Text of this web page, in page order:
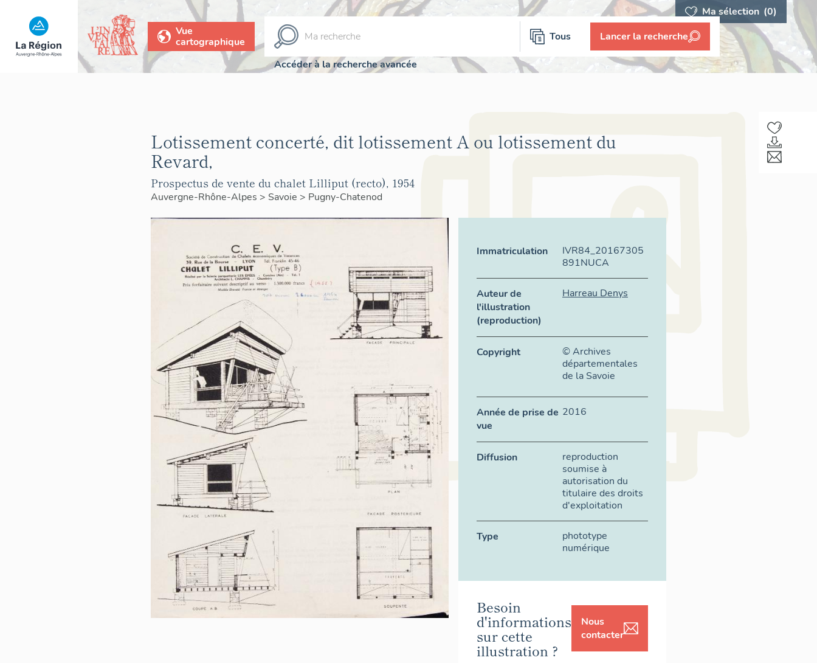
Ma sélection (0)
Vue
cartographique
Tous Lancer la recherche
Accéder à la recherche avancée
Lotissement concerté, dit lotissement A ou lotissement du
Revard,
Prospectus de vente du chalet Lilliput (recto), 1954
Auvergne-Rhône-Alpes > Savoie > Pugny-Chatenod
Immatriculation
IVR84_20167305
891NUCA
Auteur de
l'illustration
(reproduction)
Harreau Denys
Copyright
© Archives
départementales
de la Savoie
Année de prise de
vue
2016
Diffusion
reproduction
soumise à
autorisation du
titulaire des droits
d'exploitation
Type
phototype
numérique
Besoin
d'informations
sur cette
illustration ?
Nous
contacter